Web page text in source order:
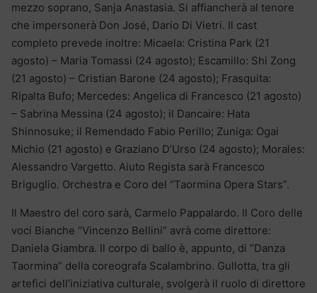
mezzo soprano, Sanja Anastasia. Si affiancherà al tenore
che impersonerà Don José, Dario Di Vietri. Il cast
completo prevede inoltre: Micaela: Cristina Park (21
agosto) – Maria Tomassi (24 agosto); Escamillo: Shi Zong
(21 agosto) – Cristian Barone (24 agosto); Frasquita:
Ripalta Bufo; Mercedes: Angelica di Francesco (21 agosto)
– Sabrina Messina (24 agosto); il Dancaire: Hata
Shinnosuke; il Remendado Fabio Perillo; Zuniga: Ogai
Michio (21 agosto) e Graziano D’Urso (24 agosto); Morales:
Alessandro Vargetto. Aiuto Regista sarà Francesco
Briguglio. Orchestra e Coro del “Taormina Opera Stars”.
Il Maestro del coro sarà, Carmelo Pappalardo. Il Coro delle
voci Bianche “Vincenzo Bellini” avrà come direttore:
Daniela Giambra. Il corpo di ballo è, appunto, di “Danza
Taormina” della coreografa Scalambrino. Gullotta, tra gli
artefici dell’iniziativa culturale, svolgerà il ruolo di direttore